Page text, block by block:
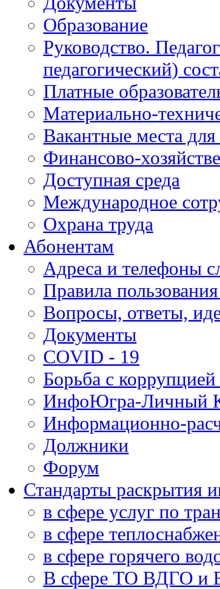
Образование
Руководство.
педагогический)
Платные
Материально-
Вакантные места
Финансово-
Доступная среда
Международное
Охрана труда
Абонентам
Адреса и телефоны
Правила
Вопросы, ответы,
Документы
COVID - 19
Борьба с
ИнфоЮгра-Личный
Информационно-
Должники
Форум
Стандарты раскрытия
в сфере услуг по
в сфере
в сфере горячего
В сфере ТО ВДГО и